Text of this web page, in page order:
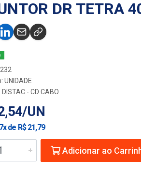
DR TETRA
UNIDADE
DISTAC - CD CABO
UN
de R$ 21,79
Adicionar ao